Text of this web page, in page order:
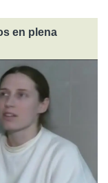
en plena